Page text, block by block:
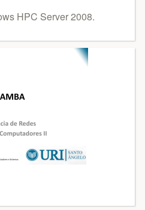
HPC Server 2008.